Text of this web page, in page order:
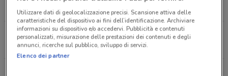
3.1 km
APERTO
Piazza Tivoli, 27 Catania
4.1 km
APERTO
Utilizzare dati di geolocalizzazione precisi. Scansione attiva delle
caratteristiche del dispositivo ai fini dell’identificazione. Archiviare
informazioni su dispositivo e/o accedervi. Pubblicità e contenuti
personalizzati, misurazione delle prestazioni dei contenuti e degli
annunci, ricerche sul pubblico, sviluppo di servizi.
Elenco dei partner